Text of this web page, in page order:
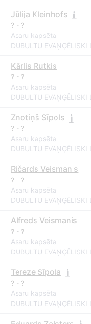
Jūlija Kleinhofs
? - ?
Asaru kapsēta
DUBULTU EVAŅĢĒLISKI
Kārlis Rutkis
? - ?
Asaru kapsēta
DUBULTU EVAŅĢĒLISKI
Znotiņš Sīpols
? - ?
Asaru kapsēta
DUBULTU EVAŅĢĒLISKI
Ričards Veismanis
? - ?
Asaru kapsēta
DUBULTU EVAŅĢĒLISKI
Alfreds Veismanis
? - ?
Asaru kapsēta
DUBULTU EVAŅĢĒLISKI
Tereze Sīpola
? - ?
Asaru kapsēta
DUBULTU EVAŅĢĒLISKI